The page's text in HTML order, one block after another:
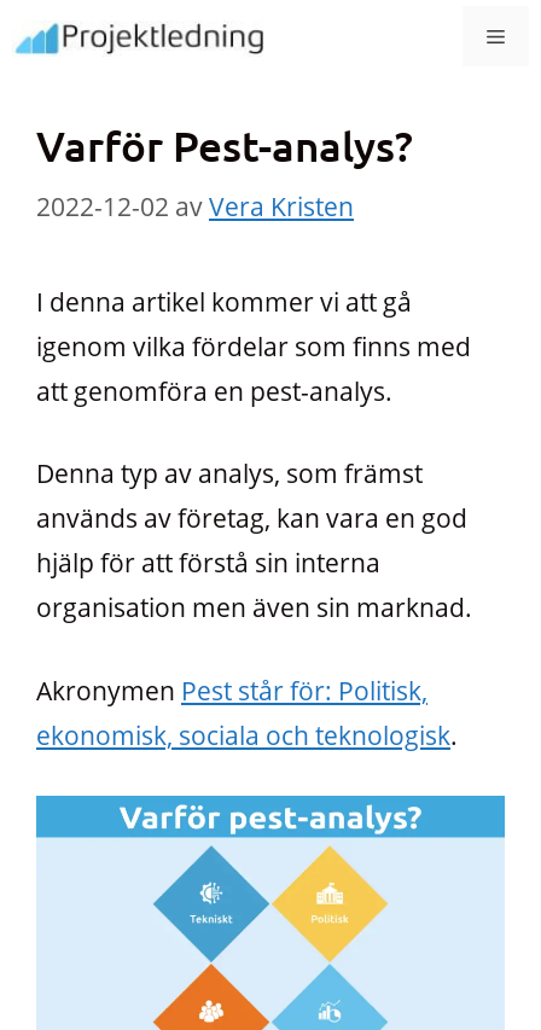
Hoppa
till
Varför Pest-analys?
2022-12-02 avVera Kristen
I denna artikel kommer vi att gå
igenom vilka fördelar som finns med
att genomföra en pest-analys.
Denna typ av analys, som främst
används av företag, kan vara en god
hjälp för att förstå sin interna
organisation men även sin marknad.
Akronymen Pest står för: Politisk,
ekonomisk, sociala och teknologisk.